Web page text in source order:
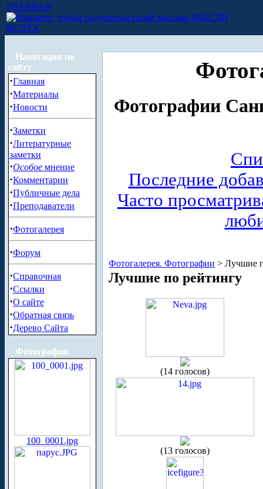
ГЛАВНАЯ
МЫСЛИ
ВСЛУХ
Навигация по
сайту
·Главная
·Материалы
·Новости
·Заметки
·Литературные
заметки
·Особое мнение
·Комментарии
·Публичные дела
·Преподаватели
·Фотогалерея
·Форум
·Справочная
·Ссылки
·О сайте
·Обратная связь
·Дерево Сайта
Фотографии
100_0001.jpg
Фотографии
Последние
Часто
Фотогалерея. Фотографии > Лучшие
Лучшие по рейтингу
(14 голосов)
(13 голосов)